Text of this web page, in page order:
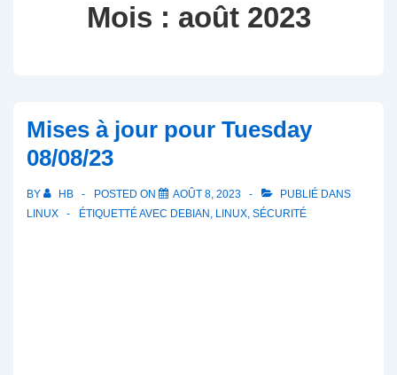
Mois : août 2023
Mises à jour pour Tuesday
08/08/23
BY HB POSTED ON AOÛT 8, 2023
PUBLIÉ DANS
LINUX
ÉTIQUETTÉ AVEC DEBIAN , LINUX, SÉCURITÉ